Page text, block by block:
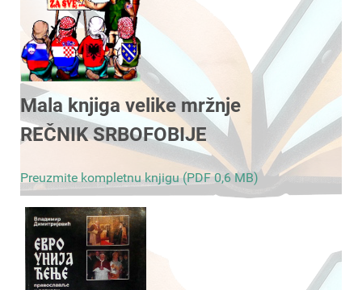
Mala knjiga velike mržnje
REČNIK SRBOFOBIJE
Preuzmite kompletnu knjigu (PDF 0,6 MB)